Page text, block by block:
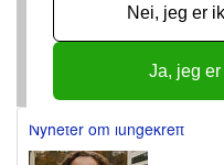
Send
Nyheter om lungekreft
Nei, jeg er
Ja, jeg